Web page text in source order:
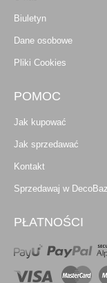
Biuletyn
Dane osobowe
Pliki Cookies
POMOC
Jak kupować
Jak sprzedawać
Kontakt
Sprzedawaj w
PŁATNOŚCI